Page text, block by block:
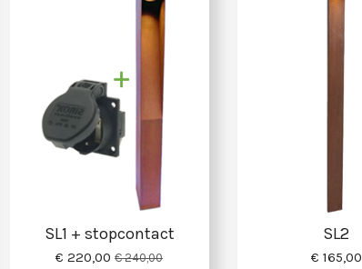
SL1 + stopcontact
€ 220,00 € 240,00
SL2
€ 165,00